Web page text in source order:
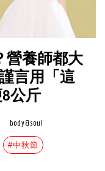
營養師都大
言用「這
公斤
body&soul
#中秋節